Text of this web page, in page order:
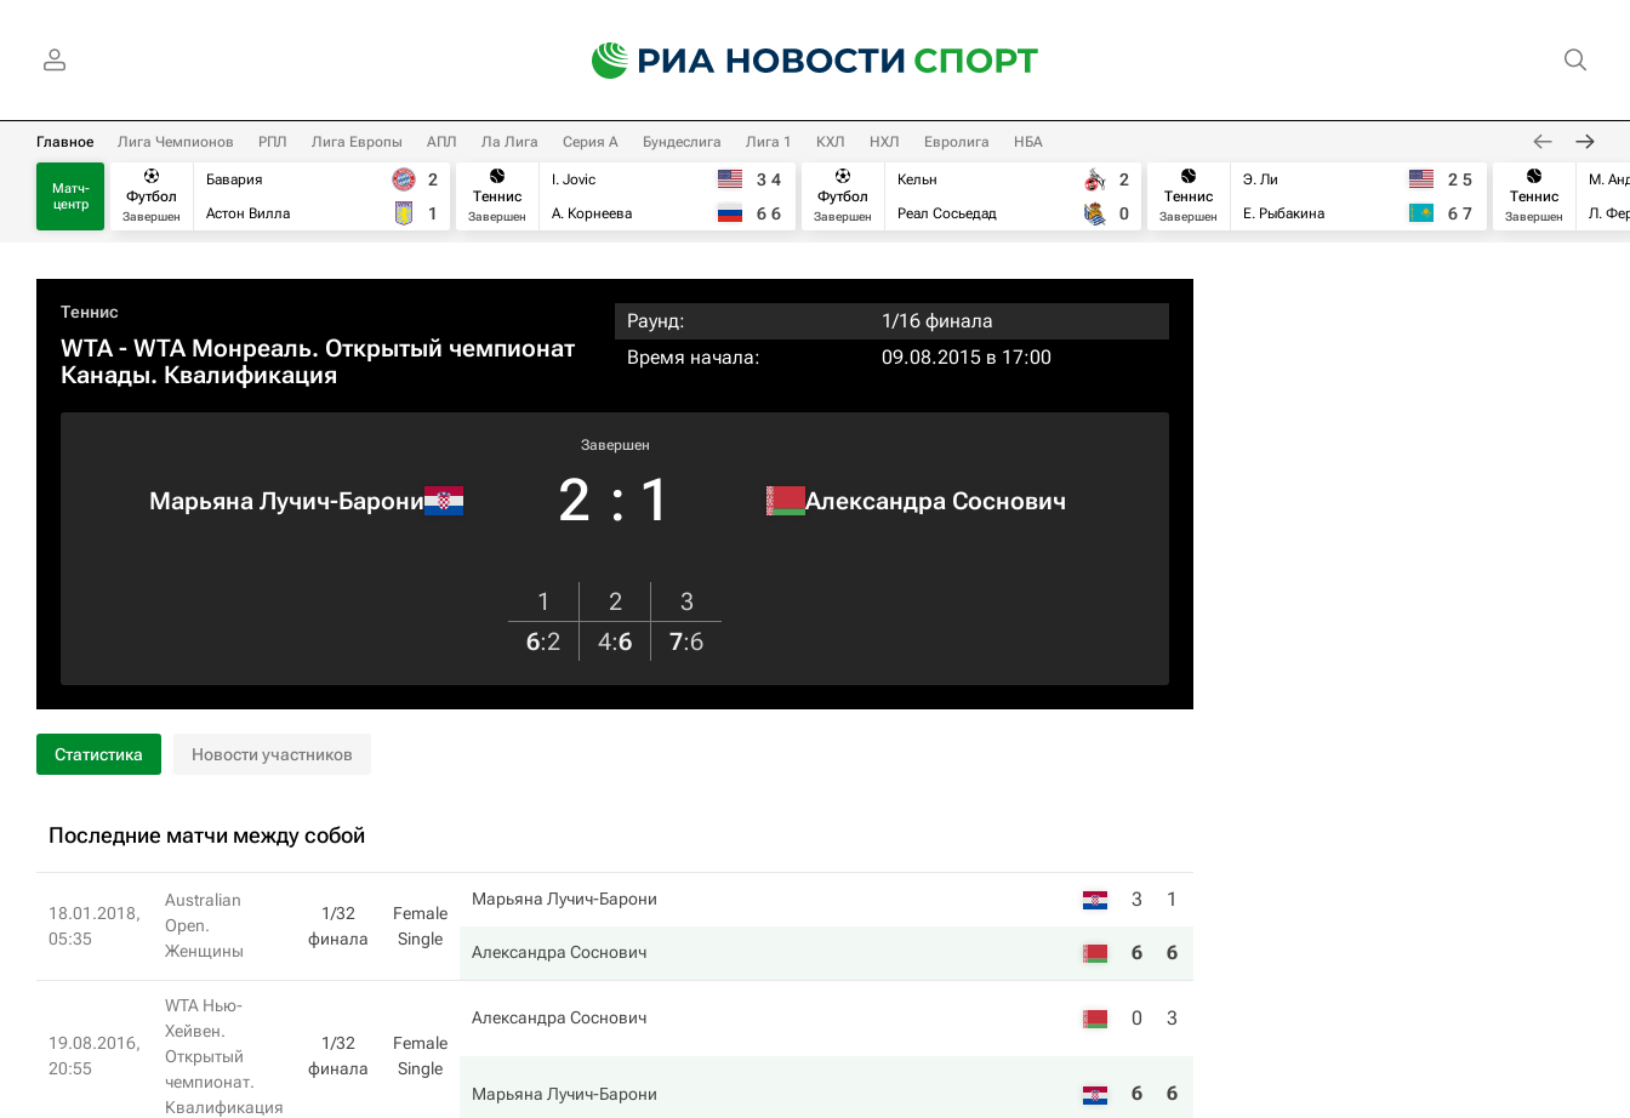
Главное Лига Чемпионов РПЛ Лига Европы АПЛ Ла Лига Серия А Бундеслига Лига 1 КХЛ НХЛ Евролига НБА
Матч-
центр
Футбол
Завершен
Бавария
Астон Вилла
2
1
Теннис
Завершен
I. Jovic
А. Корнеева
3 4
6 6
Футбол
Завершен
Кельн
Реал Сосьедад
2
0
Теннис
Завершен
Э. Ли
Е. Рыбакина
2 5
6 7
Теннис
Завершен
М.
Л.
Теннис
WTA- WTA Монреаль. Открытый чемпионат
Канады. Квалификация
Раунд:
1/16 финала
Время начала:
09.08.2015 в 17:00
Марьяна Лучич-Барони
Завершен
2 : 1 Александра Соснович
1 2
3
6:2 4:6 7:6
Статистика Новости участников
Последние матчи между собой
18.01.2018,
05:35
Australian
Open.
Женщины
1/32
финала
Female
Single
Марьяна Лучич-Барони 3 1
Александра Соснович 6 6
19.08.2016,
20:55
WTA Нью-
Хейвен.
Открытый
чемпионат.
Квалификация
1/32
финала
Female
Single
Александра Соснович 0 3
Марьяна Лучич-Барони 6 6